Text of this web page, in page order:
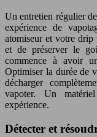
Un entretien régulier
expérience de
atomiseur et votre drip
et de préserver le
commence à avoir
Optimiser la durée de
décharger
vapoter. Un
expérience.
Détecter et